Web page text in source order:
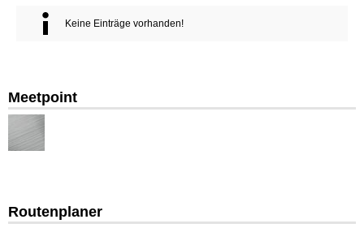
Keine Einträge vorhanden!
Meetpoint
Unbeka
Routenplaner